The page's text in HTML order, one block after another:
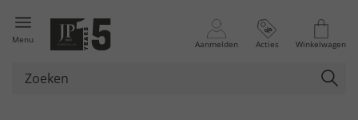
Menu Aanmelden Acties Winkelwagen